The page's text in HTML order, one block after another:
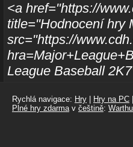
<a href="https://
title="Hodnocení hry
src="https://
League Baseball
Rychlá navigace: Hry Hry na PC
Plné hry zdarmav češtině: